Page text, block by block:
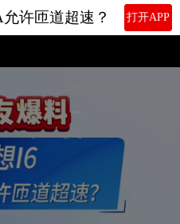
许匝道超速？ 打开APP